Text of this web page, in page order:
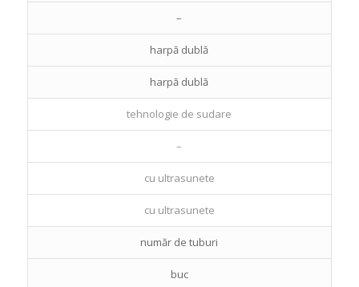
–
harpă dublă
harpă dublă
tehnologie de sudare
–
cu ultrasunete
cu ultrasunete
număr de tuburi
buc